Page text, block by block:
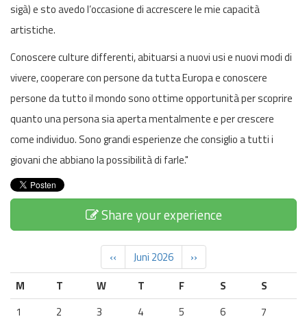
sigà) e sto avedo l’occasione di accrescere le mie capacità
artistiche.
Conoscere culture differenti, abituarsi a nuovi usi e nuovi modi di
vivere, cooperare con persone da tutta Europa e conoscere
persone da tutto il mondo sono ottime opportunità per scoprire
quanto una persona sia aperta mentalmente e per crescere
come individuo. Sono grandi esperienze che consiglio a tutti i
giovani che abbiano la possibilità di farle."
Share your experience
‹‹ Juni 2026
››
M
T W T F S
S
1
2 3 4 5 6
7